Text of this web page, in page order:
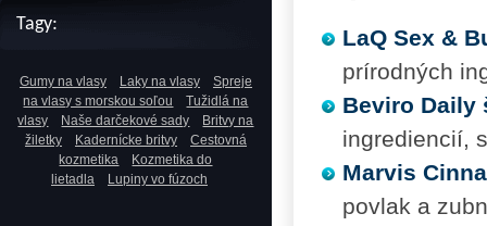
Tagy:
Gumy na vlasy Laky na vlasy
Spreje
na vlasy s morskou soľou
Tužidlá na
vlasy
Naše darčekové sady
Britvy na
žiletky
Kadernícke britvy
Cestovná
kozmetika
Kozmetika do
lietadla
Lupiny vo fúzoch
LaQ Sex &
prírodných
Beviro Daily
ingrediencií,
Marvis
povlak a